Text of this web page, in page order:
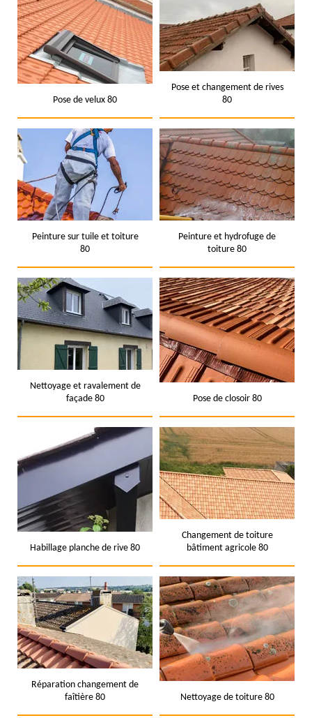
Pose de velux 80
Pose et changement de rives
80
Peinture sur tuile et toiture
80
Peinture et hydrofuge de
toiture 80
Nettoyage et ravalement de
façade 80
Pose de closoir 80
Habillage planche de rive 80
Changement de toiture
bâtiment agricole 80
Réparation changement de
faîtière 80
Nettoyage de toiture 80